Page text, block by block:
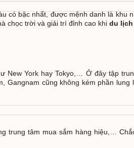
có bậc nhất, được mệnh danh là khu
chọc trời và giải trí đỉnh cao khi du lịch
York hay Tokyo,… Ở đây tập
cũng không kém phần
trung tâm mua sắm hàng hiệu,…